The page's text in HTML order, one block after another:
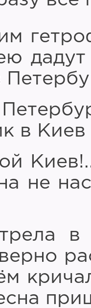
в Киев
не